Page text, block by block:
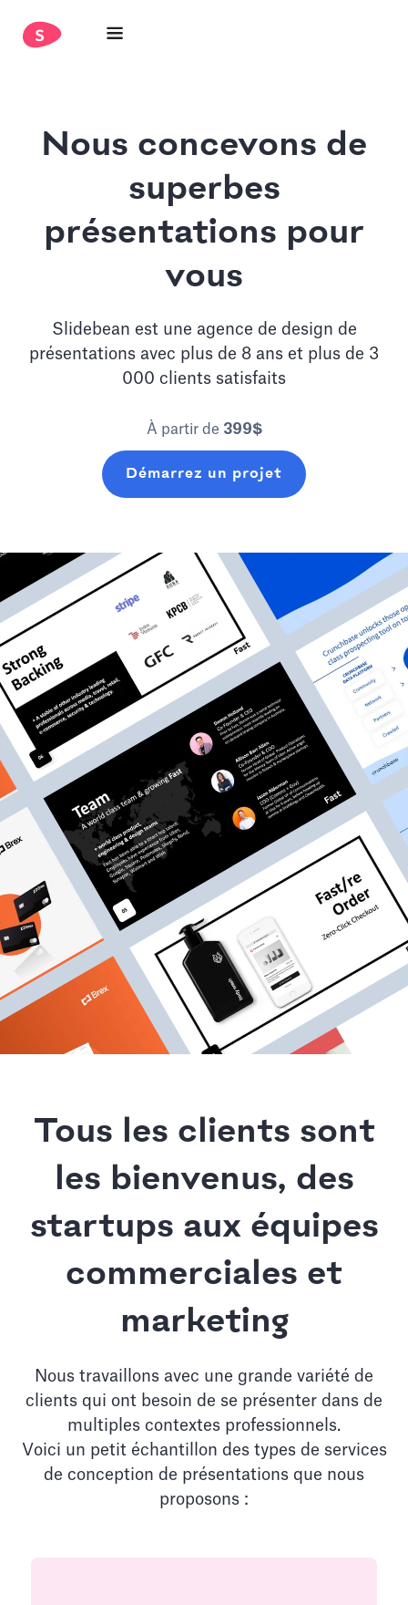
Nous concevons de
superbes
présentations pour
vous
Slidebean est une agence de design de
présentations avec plus de 8 ans et plus de 3
000 clients satisfaits
À partir de 399$
Démarrez un projet
Tous les clients sont
les bienvenus, des
startups aux équipes
commerciales et
marketing
Nous travaillons avec une grande variété de
clients qui ont besoin de se présenter dans de
multiples contextes professionnels.
Voici un petit échantillon des types de services
de conception de présentations que nous
proposons :